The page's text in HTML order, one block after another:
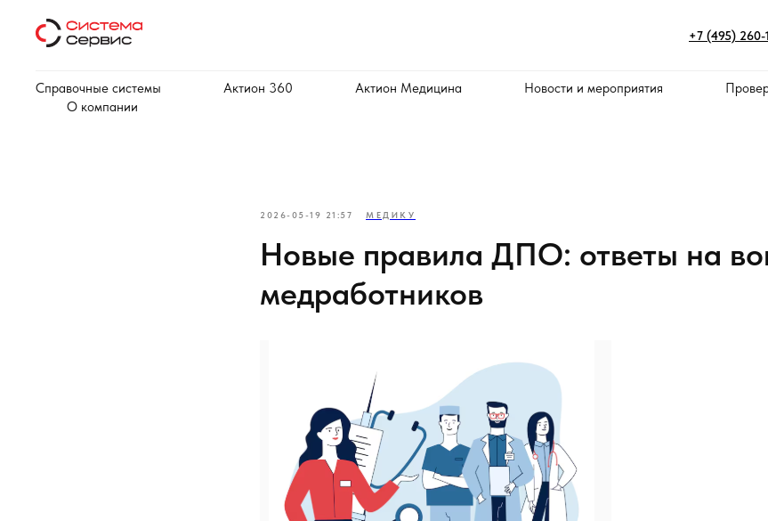
+7 (495) 260-
Справочные системы Актион 360 Актион Медицина Новости и мероприятия
О компании
2026-05-19 21:57 МЕДИКУ
Новые правила ДПО: ответы на
медработников